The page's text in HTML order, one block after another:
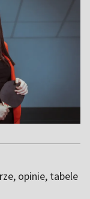
opinie, tabele